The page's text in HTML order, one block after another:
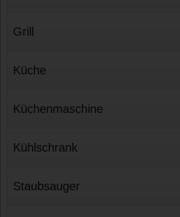
Grill
Küche
Küchenmaschine
Kühlschrank
Staubsauger